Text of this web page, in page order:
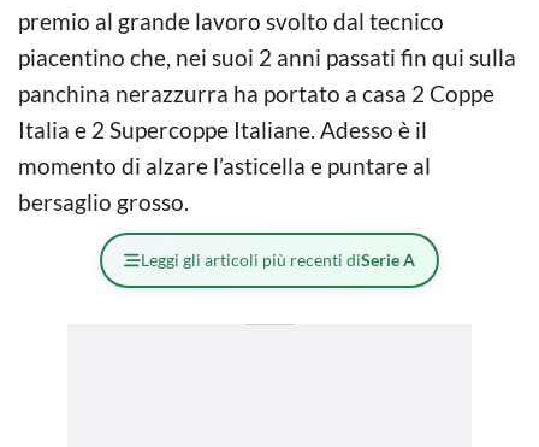
premio al grande lavoro svolto dal tecnico
piacentino che, nei suoi 2 anni passati fin qui sulla
panchina nerazzurra ha portato a casa 2 Coppe
Italia e 2 Supercoppe Italiane. Adesso è il
momento di alzare l’asticella e puntare al
bersaglio grosso.
Leggi gli articoli più recenti diSerie A